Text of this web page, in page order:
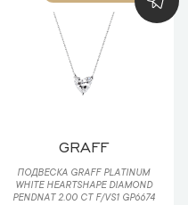
GRAFF
ПОДВЕСКА GRAFF PLATINUM
WHITE HEARTSHAPE DIAMOND
PENDNAT 2.00 СT F/VS1 GP6674